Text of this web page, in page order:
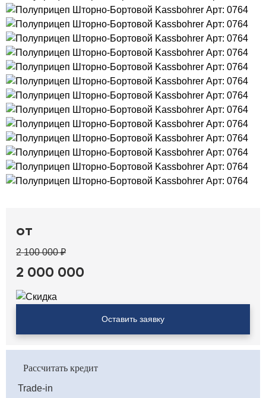
от
2 100 000 ₽
2 000 000
Оставить заявку
Рассчитать кредит
Trade-in